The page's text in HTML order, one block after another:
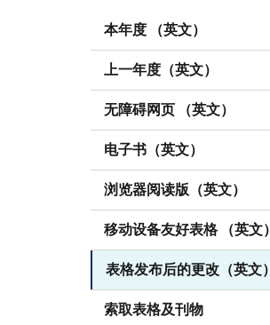
本年度 （英文）
上一年度（英文）
无障碍网页 （英文）
电子书（英文）
浏览器阅读版（英文）
移动设备友好表格 （英文）
表格发布后的更改（英文）
索取表格及刊物